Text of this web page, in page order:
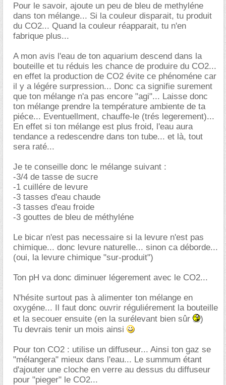
Pour le savoir, ajoute un peu de bleu de methyléne
dans ton mélange... Si la couleur disparait, tu produit
du CO2... Quand la couleur réapparait, tu n'en
fabrique plus...
A mon avis l'eau de ton aquarium descend dans la
bouteille et tu réduis les chance de produire du CO2...
en effet la production de CO2 évite ce phénoméne car
il y a légére surpression... Donc ca signifie surement
que ton mélange n'a pas encore "agi"... Laisse donc
ton mélange prendre la température ambiente de ta
piéce... Eventuellment, chauffe-le (trés legerement)...
En effet si ton mélange est plus froid, l'eau aura
tendance a redescendre dans ton tube... et là, tout
sera raté...
Je te conseille donc le mélange suivant :
-3/4 de tasse de sucre
-1 cuillére de levure
-3 tasses d'eau chaude
-3 tasses d'eau froide
-3 gouttes de bleu de méthyléne
Le bicar n'est pas necessaire si la levure n'est pas
chimique... donc levure naturelle... sinon ca déborde...
(oui, la levure chimique "sur-produit")
Ton pH va donc diminuer légerement avec le CO2...
N'hésite surtout pas à alimenter ton mélange en
oxygéne... Il faut donc ouvrir réguliérement la bouteille
et la secouer ensuite (en la surélevant bien sûr
)
Tu devrais tenir un mois ainsi
Pour ton CO2 : utilise un diffuseur... Ainsi ton gaz se
"mélangera" mieux dans l'eau... Le summum étant
d'ajouter une cloche en verre au dessus du diffuseur
pour "pieger" le CO2...